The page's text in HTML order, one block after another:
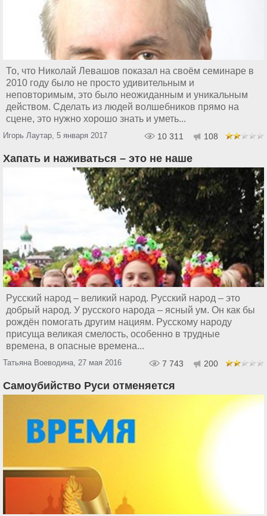
То, что Николай Левашов показал на своём семинаре в
2010 году было не просто удивительным и
неповторимым, это было неожиданным и уникальным
действом. Сделать из людей волшебников прямо на
сцене, это нужно хорошо знать и уметь...
Игорь Лаутар, 5 января 2017 10 311 108
Хапать и наживаться – это не наше
Русский народ – великий народ. Русский народ – это
добрый народ. У русского народа – ясный ум. Он как бы
рождён помогать другим нациям. Русскому народу
присуща великая смелость, особенно в трудные
времена, в опасные времена...
Татьяна Воеводина, 27 мая 2016 7 743 200
Самоубийство Руси отменяется